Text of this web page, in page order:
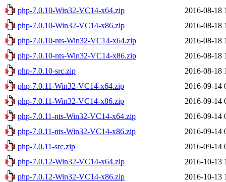
php-7.0.10-Win32-VC14-x64.zip
2016-08-18
php-7.0.10-Win32-VC14-x86.zip
2016-08-18
php-7.0.10-nts-Win32-VC14-x64.zip
2016-08-18
php-7.0.10-nts-Win32-VC14-x86.zip
2016-08-18
php-7.0.10-src.zip
2016-08-18
php-7.0.11-Win32-VC14-x64.zip
2016-09-14
php-7.0.11-Win32-VC14-x86.zip
2016-09-14
php-7.0.11-nts-Win32-VC14-x64.zip
2016-09-14
php-7.0.11-nts-Win32-VC14-x86.zip
2016-09-14
php-7.0.11-src.zip
2016-09-14
php-7.0.12-Win32-VC14-x64.zip
2016-10-13
php-7.0.12-Win32-VC14-x86.zip
2016-10-13